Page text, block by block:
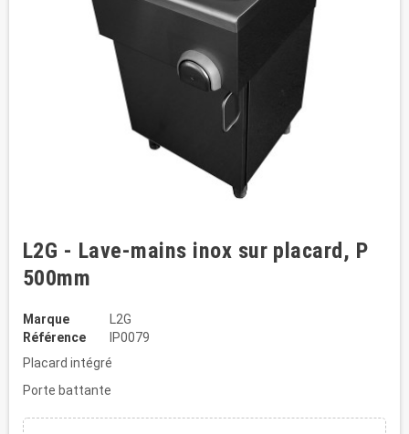
L2G - Lave-mains inox sur placard, P
500mm
Marque
L2G
Référence
IP0079
Placard intégré
Porte battante